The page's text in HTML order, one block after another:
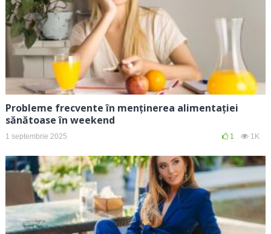
Probleme frecvente în menținerea alimentației
sănătoase în weekend
1 septembrie 2025 1 1K